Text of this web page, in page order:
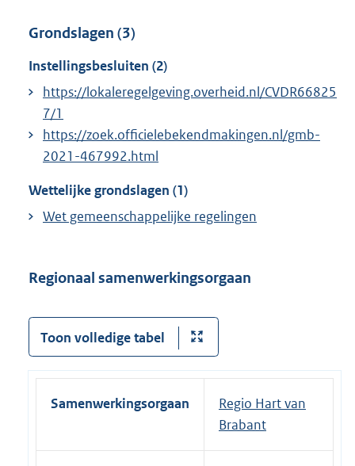
Grondslagen (3)
Instellingsbesluiten (2)
https://lokaleregelgeving.overheid.nl/CVDR66825
7/1
https://zoek.officielebekendmakingen.nl/gmb-
2021-467992.html
Wettelijke grondslagen (1)
Wet gemeenschappelijke regelingen
Regionaal samenwerkingsorgaan
Toon volledige tabel
Samenwerkingsorgaan
Regio Hart van
Brabant